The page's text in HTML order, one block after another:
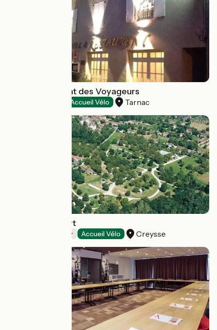
Hôtel Restaurant des Voyageurs
Accueil Vélo Tarnac
Camping du Port
Accueil Vélo Creysse